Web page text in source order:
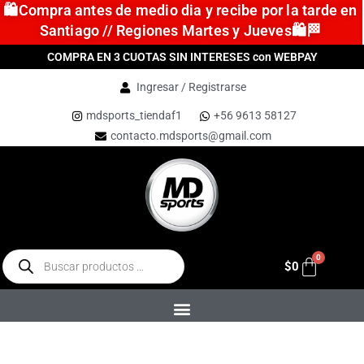
🛍️Compra antes de medio dia y recibe por la tarde en
Santiago // Regiones Martes y Jueves🛍️🏁
COMPRA EN 3 CUOTAS SIN INTERESES con WEBPAY
Ingresar / Registrarse
mdsports_tiendaf1
+56 9613 58127
contacto.mdsports@gmail.com
$0